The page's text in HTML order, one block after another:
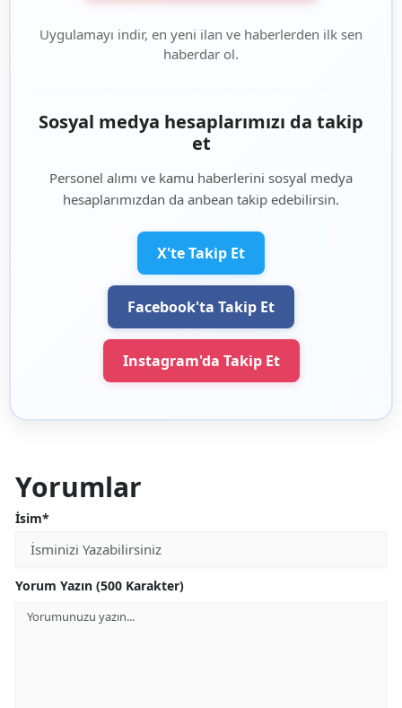
Uygulamayı indir, en yeni ilan ve haberlerden ilk sen
haberdar ol.
Sosyal medya hesaplarımızı da takip
et
Personel alımı ve kamu haberlerini sosyal medya
hesaplarımızdan da anbean takip edebilirsin.
X'te Takip Et
Facebook'ta Takip Et
Instagram'da Takip Et
Yorumlar
İsim*
Yorum Yazın (500 Karakter)